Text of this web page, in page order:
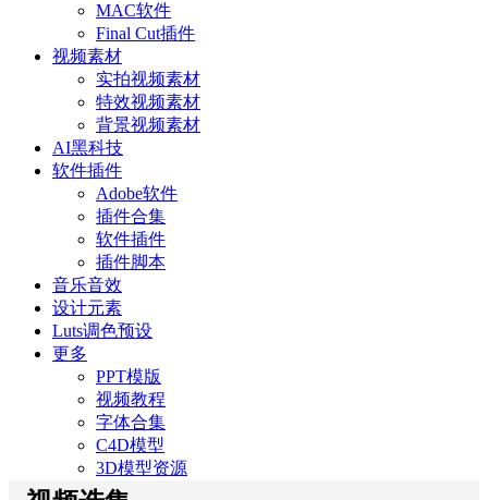
MAC软件
Final Cut插件
视频素材
实拍视频素材
特效视频素材
背景视频素材
AI黑科技
软件插件
Adobe软件
插件合集
软件插件
插件脚本
音乐音效
设计元素
Luts调色预设
更多
PPT模版
视频教程
字体合集
C4D模型
3D模型资源